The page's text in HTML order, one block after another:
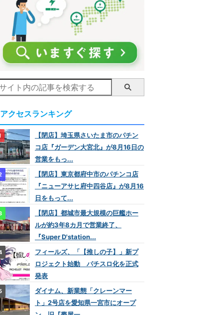
アクセスランキング
【閉店】埼玉県さいたま市のパチン
コ店『ガーデン大宮北』が8月16日の
営業をもっ...
【閉店】東京都府中市のパチンコ店
『ニューアサヒ府中四谷店』が8月16
日をもって...
【閉店】都城市最大規模の巨艦ホー
ルが約3年8カ月で営業終了、
『Super D'station...
フィールズ、「【推しの子】」新プ
ロジェクト始動 パチスロ化を正式
発表
ダイナム、新業態「クレーンマー
ト」2号店を愛知県一宮市にオープ